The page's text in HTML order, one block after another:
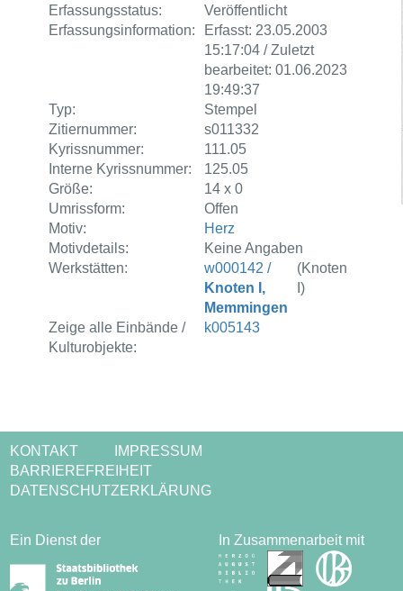
Erfassungsstatus:
Veröffentlicht
Erfassungsinformation:
Erfasst: 23.05.2003
15:17:04 / Zuletzt
bearbeitet: 01.06.2023
19:49:37
Typ:
Stempel
Zitiernummer:
s011332
Kyrissnummer:
111.05
Interne Kyrissnummer:
125.05
Größe:
14 x 0
Umrissform:
Offen
Motiv:
Herz
Motivdetails:
Keine Angaben
Werkstätten:
w000142 /
Knoten I,
Memmingen
(Knoten
I)
Zeige alle Einbände /
Kulturobjekte:
k005143
KONTAKT
IMPRESSUM
BARRIEREFREIHEIT
DATENSCHUTZERKLÄRUNG
Ein Dienst der In Zusammenarbeit mit